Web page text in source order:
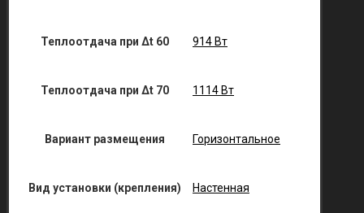
Теплоотдача при Δt 60 914 Вт
Теплоотдача при Δt 70 1114 Вт
Вариант размещения Горизонтальное
Вид установки (крепления) Настенная